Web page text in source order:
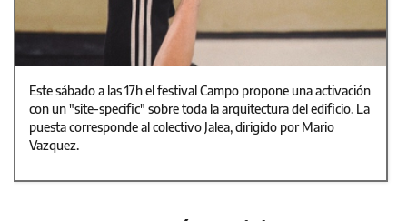
Este sábado a las 17h el festival Campo propone una activación
con un "site-specific" sobre toda la arquitectura del edificio. La
puesta corresponde al colectivo Jalea, dirigido por Mario
Vazquez.